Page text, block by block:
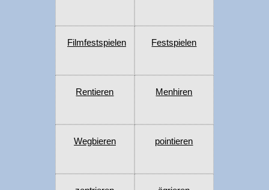
Filmfestspielen Festspielen
Rentieren Menhiren
Wegbieren pointieren